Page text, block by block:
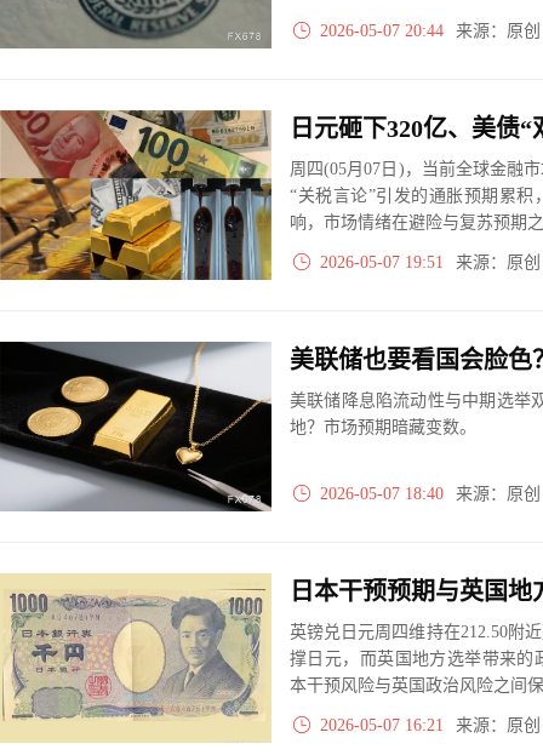
2026-05-07 20:44 来源：原
周四(05月07日)，当前全球金融
“关税言论”引发的通胀预期累积
响，市场情绪在避险与复苏预期
场走势将高度依赖周五的非农就
2026-05-07 19:51 来源：原
美联储也要看国会脸色
美联储降息陷流动性与中期选举
地？市场预期暗藏变数。
2026-05-07 18:40 来源：原
英镑兑日元周四维持在212.50附
撑日元，而英国地方选举带来的
本干预风险与英国政治风险之间
局。
2026-05-07 16:21 来源：原